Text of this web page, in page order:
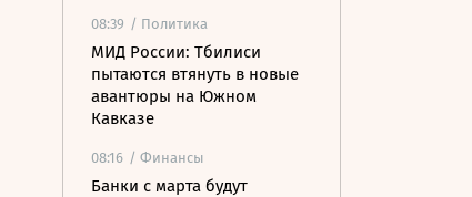
08:39 / Политика
МИД России: Тбилиси
пытаются втянуть в новые
авантюры на Южном
Кавказе
08:16 / Финансы
Банки с марта будут